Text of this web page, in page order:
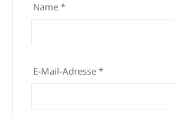
Name *
E-Mail-Adresse *